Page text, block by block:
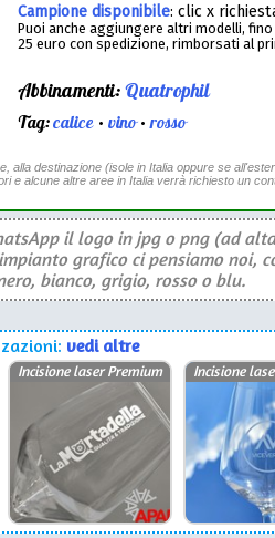
Campione disponibile: clic x
Puoi anche aggiungere altri modelli,
25 euro con spedizione, rimborsati al
Abbinamenti:Quatrophil
Tag:calice• vino•rosso
alla destinazione (isole in Italia oppure se
e alcune altre aree in Italia verrà richiesto un
il logo in jpg o png (ad
grafico ci pensiamo noi,
bianco, grigio, rosso o blu.
vedi altre
Incisione laser Premium Incisione